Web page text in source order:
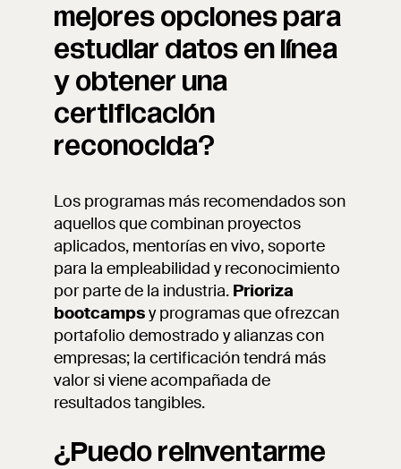
mejores opciones para
estudiar datos en línea
y obtener una
certificación
reconocida?
Los programas más recomendados son
aquellos que combinan proyectos
aplicados, mentorías en vivo, soporte
para la empleabilidad y reconocimiento
por parte de la industria. Prioriza
bootcampsy programas que ofrezcan
portafolio demostrado y alianzas con
empresas; la certificación tendrá más
valor si viene acompañada de
resultados tangibles.
¿Puedo reinventarme